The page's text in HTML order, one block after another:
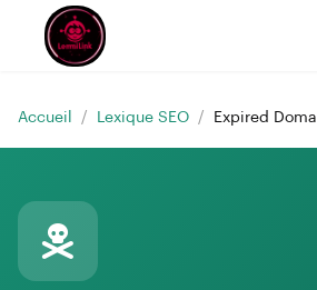
Accueil / Lexique SEO / Expired